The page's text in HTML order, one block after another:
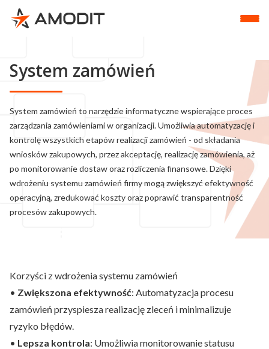
System zamówień
System zamówień to narzędzie informatyczne wspierające proces
zarządzania zamówieniami w organizacji. Umożliwia automatyzację i
kontrolę wszystkich etapów realizacji zamówień - od składania
wniosków zakupowych, przez akceptację, realizację zamówienia, aż
po monitorowanie dostaw oraz rozliczenia finansowe. Dzięki
wdrożeniu systemu zamówień firmy mogą zwiększyć efektywność
operacyjną, zredukować koszty oraz poprawić transparentność
procesów zakupowych.
Korzyści z wdrożenia systemu zamówień
• Zwiększona efektywność: Automatyzacja procesu
zamówień przyspiesza realizację zleceń i minimalizuje
ryzyko błędów.
• Lepsza kontrola: Umożliwia monitorowanie statusu